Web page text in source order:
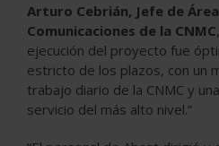
Arturo Cebrián, Jefe de
Comunicaciones de la CNMC
ejecución del proyecto fue
estricto de los plazos, con un
trabajo diario de la CNMC y
servicio del más alto nivel.”